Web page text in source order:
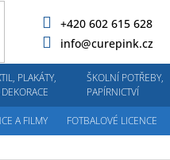
+420 602 615 628
info@curepink.cz
PLAKÁTY,
ŠKOLNÍ POTŘEBY,
PAPÍRNICTVÍ
A FILMY FOTBALOVÉ LICENCE